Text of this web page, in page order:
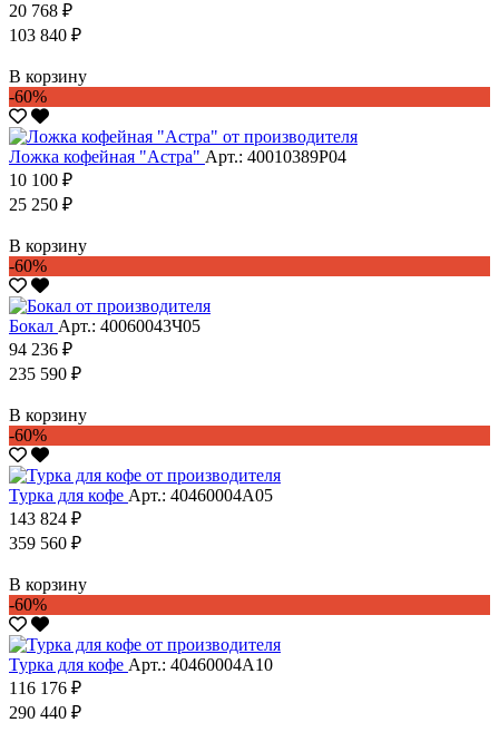
20 768 ₽
103 840 ₽
В корзину
-60%
Ложка кофейная "Астра" Арт.: 40010389Р04
10 100 ₽
25 250 ₽
В корзину
-60%
Бокал Арт.: 40060043Ч05
94 236 ₽
235 590 ₽
В корзину
-60%
Турка для кофе Арт.: 40460004А05
143 824 ₽
359 560 ₽
В корзину
-60%
Турка для кофе Арт.: 40460004А10
116 176 ₽
290 440 ₽